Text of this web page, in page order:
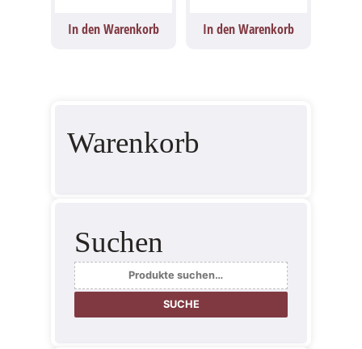
In den Warenkorb In den Warenkorb
Warenkorb
Suchen
Suche
nach:
SUCHE